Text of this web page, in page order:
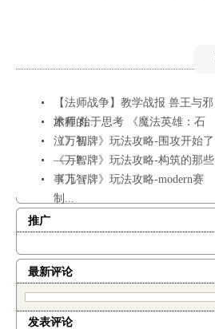
【法师战争】教学战报 兽王与邪
术师的...
旅程 始于思考 《魔法英雄：石
泣》初...
《万智牌》玩法攻略-围攻开始了
——P...
《万智牌》玩法攻略-构筑的那些
事儿（...
《万智牌》玩法攻略-modern赛
制...
推广
最新评论
发表评论